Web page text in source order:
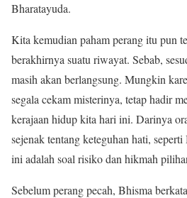
Bharatayuda.
Kita kemudian paham perang itu pun
berakhirnya suatu riwayat. Sebab,
masih akan berlangsung. Mungkin
segala cekam misterinya, tetap hadir
kerajaan hidup kita hari ini. Darinya
sejenak tentang keteguhan hati,
ini adalah soal risiko dan hikmah
Sebelum perang pecah, Bhisma